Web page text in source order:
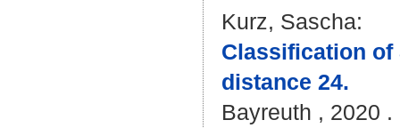
Kurz, Sascha:
Classification
distance 24.
Bayreuth , 2020 .